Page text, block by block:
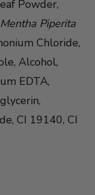
Powder,
Mentha Piperita
Chloride,
Alcohol,
EDTA,
CI 19140, CI